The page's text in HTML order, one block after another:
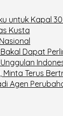
untuk Kapal
Kusta
Dapat
Minta Terus
Agen